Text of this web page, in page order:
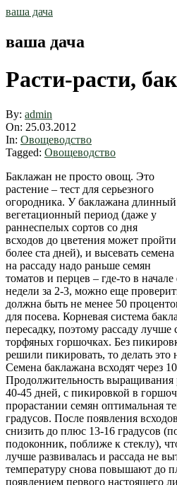
Skip
ваша дача
ваша дача
Расти-расти,
By: admin
On: 25.03.2012
In: Овощеводство
Tagged: Овощеводство
Баклажан не просто овощ. Это
растение – тест для серьезного
огородника. У баклажана длинный
вегетационный период (даже у
раннеспелых сортов со дня
всходов до цветения может пройти
более ста дней), и высевать семена
на рассаду надо раньше семян
томатов и перцев – где-то в
недели за 2-3, можно еще
должна быть не менее 50
для посева. Корневая система
пересадку, поэтому рассаду лучше
торфяных горшочках. Без
решили пикировать, то делать
Семена баклажана всходят через
Продолжительность выращивания
40-45 дней, с пикировкой в
прорастании семян оптимальная
градусов. После появления
снизить до плюс 13-16 градусов
подоконник, поближе к стеклу),
лучше развивалась и рассада не
температуру снова повышают до
появлением первого настоящего